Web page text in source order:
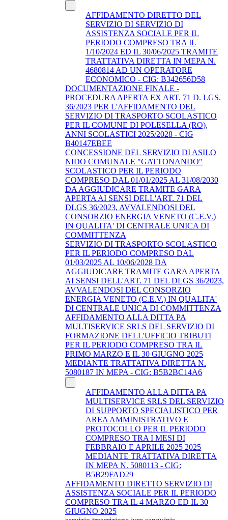
AFFIDAMENTO DIRETTO DEL
SERVIZIO DI SERVIZIO DI
ASSISTENZA SOCIALE PER IL
PERIODO COMPRESO TRA IL
1/10/2024 ED IL 30/06/2025 TRAMITE
TRATTATIVA DIRETTA IN MEPA N.
4680814 AD UN OPERATORE
ECONOMICO - CIG: B342656D58
DOCUMENTAZIONE FINALE -
PROCEDURA APERTA EX ART. 71 D. LGS.
36/2023 PER L'AFFIDAMENTO DEL
SERVIZIO DI TRASPORTO SCOLASTICO
PER IL COMUNE DI POLESELLA (RO),
ANNI SCOLASTICI 2025/2028 - CIG
B40147EBEE
CONCESSIONE DEL SERVIZIO DI ASILO
NIDO COMUNALE "GATTONANDO"
SCOLASTICO PER IL PERIODO
COMPRESO DAL 01/01/2025 AL 31/08/2030
DA AGGIUDICARE TRAMITE GARA
APERTA AI SENSI DELL'ART. 71 DEL
DLGS 36/2023, AVVALENDOSI DEL
CONSORZIO ENERGIA VENETO (C.E.V.)
IN QUALITA' DI CENTRALE UNICA DI
COMMITTENZA
SERVIZIO DI TRASPORTO SCOLASTICO
PER IL PERIODO COMPRESO DAL
01/03/2025 AL 10/06/2028 DA
AGGIUDICARE TRAMITE GARA APERTA
AI SENSI DELL'ART. 71 DEL DLGS 36/2023,
AVVALENDOSI DEL CONSORZIO
ENERGIA VENETO (C.E.V.) IN QUALITA'
DI CENTRALE UNICA DI COMMITTENZA
AFFIDAMENTO ALLA DITTA PA
MULTISERVICE SRLS DEL SERVIZIO DI
FORMAZIONE DELL'UFFICIO TRIBUTI
PER IL PERIODO COMPRESO TRA IL
PRIMO MARZO E IL 30 GIUGNO 2025
MEDIANTE TRATTATIVA DIRETTA N.
5080187 IN MEPA - CIG: B5B2BC14A6
AFFIDAMENTO ALLA DITTA PA
MULTISERVICE SRLS DEL SERVIZIO
DI SUPPORTO SPECIALISTICO PER
AREA AMMINISTRATIVO E
PROTOCOLLO PER IL PERIODO
COMPRESO TRA I MESI DI
FEBBRAIO E APRILE 2025 2025
MEDIANTE TRATTATIVA DIRETTA
IN MEPA N. 5080113 - CIG:
B5B29FAD29
AFFIDAMENTO DIRETTO SERVIZIO DI
ASSISTENZA SOCIALE PER IL PERIODO
COMPRESO TRA IL 4 MARZO ED IL 30
GIUGNO 2025